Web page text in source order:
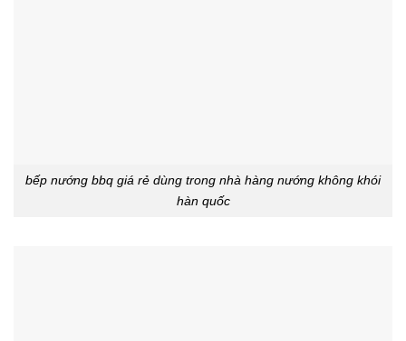
bếp nướng bbq giá rẻ dùng trong nhà hàng nướng không khói
hàn quốc